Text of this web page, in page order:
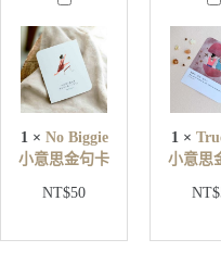
B
i
g
g
i
小
思
句
1 × No Biggie
小意思金句卡
NT$50
u
e
l
o
v
1 ×
小意思
NT$